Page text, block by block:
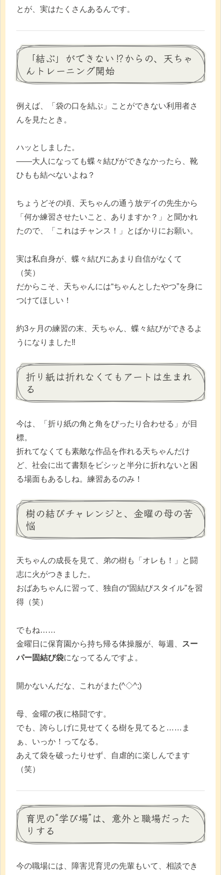
とが、実はたくさんあるんです。
「結ぶ」ができない⁉からの、天ちゃ
んトレーニング開始
例えば、「袋の口を結ぶ」ことができない利用者さ
んを見たとき。
ハッとしました。
――大人になっても蝶々結びができなかったら、靴
ひもも結べないよね？
ちょうどその頃、天ちゃんの通う放デイの先生から
「何か練習させたいこと、ありますか？」と聞かれ
たので、「これはチャンス！」とばかりにお願い。
実は私自身が、蝶々結びにあまり自信がなくて
（笑）
だからこそ、天ちゃんには“ちゃんとしたやつ”を身に
つけてほしい！
約3ヶ月の練習の末、天ちゃん、蝶々結びができるよ
うになりました‼️
折り紙は折れなくてもアートは生まれ
る
今は、「折り紙の角と角をぴったり合わせる」が目
標。
折れてなくても素敵な作品を作れる天ちゃんだけ
ど、社会に出て書類をビシッと半分に折れないと困
る場面もあるしね。練習あるのみ！
樹の結びチャレンジと、金曜の母の苦
悩
天ちゃんの成長を見て、弟の樹も「オレも！」と闘
志に火がつきました。
おばあちゃんに習って、独自の“固結びスタイル”を習
得（笑）
でもね……
金曜日に保育園から持ち帰る体操服が、毎週、
スー
パー固結び袋になってるんですよ。
開かないんだな、これがまた(^◇^;)
母、金曜の夜に格闘です。
でも、誇らしげに見せてくる樹を見てると……ま
ぁ、いっか！ってなる。
あえて袋を破ったりせず、自虐的に楽しんでます
（笑）
育児の“学び場”は、意外と職場だった
りする
今の職場には、障害児育児の先輩もいて、相談でき